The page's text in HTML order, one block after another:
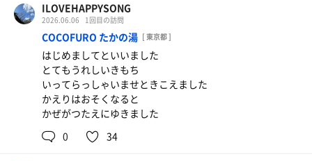
ILOVEHAPPYSONG
2026.06.06 1回目の訪問
COCOFURO たかの湯 [ 東京都 ]
はじめましてといいました
とてもうれしいきもち
いってらっしゃいませときこえました
かえりはおそくなると
かぜがつたえにゆきました
0
34